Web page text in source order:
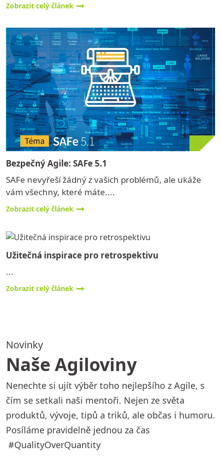
Zobrazit celý článek
Bezpečný Agile: SAFe 5.1
SAFe nevyřeší žádný z vašich problémů, ale ukáže
vám všechny, které máte....
Zobrazit celý článek
Užitečná inspirace pro retrospektivu
...
Zobrazit celý článek
Novinky
Naše Agiloviny
Nenechte si ujít výběr toho nejlepšího z Agile, s
čím se setkali naši mentoři. Nejen ze světa
produktů, vývoje, tipů a triků, ale občas i humoru.
Posíláme pravidelně jednou za čas
#QualityOverQuantity